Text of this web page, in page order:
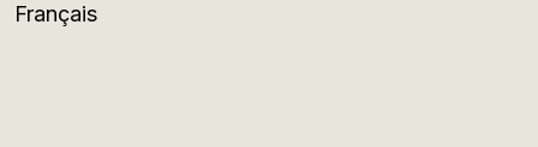
Français